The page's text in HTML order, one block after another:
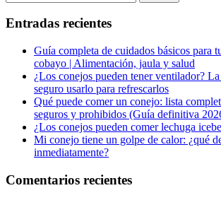
Entradas recientes
Guía completa de cuidados básicos para
cobayo | Alimentación, jaula y salud
¿Los conejos pueden tener ventilador?
seguro usarlo para refrescarlos
Qué puede comer un conejo: lista
seguros y prohibidos (Guía definitiva
¿Los conejos pueden comer lechuga
Mi conejo tiene un golpe de calor: ¿qué
inmediatamente?
Comentarios recientes